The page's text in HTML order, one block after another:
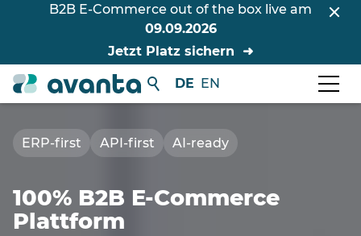
B2B E-Commerce out of the box live am
09.09.2026
Jetzt Platz sichern
DE EN
ERP-first API-first AI-ready
100% B2B E-Commerce
Plattform